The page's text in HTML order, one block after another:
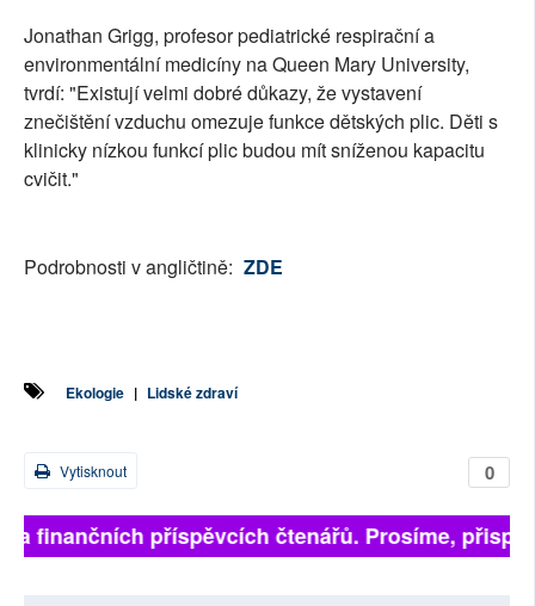
Jonathan Grigg, profesor pediatrické respirační a
environmentální medicíny na Queen Mary University,
tvrdí: "Existují velmi dobré důkazy, že vystavení
znečištění vzduchu omezuje funkce dětských plic. Děti s
klinicky nízkou funkcí plic budou mít sníženou kapacitu
cvičit."
Podrobnosti v angličtině: ZDE
Ekologie | Lidské zdraví
0
Vytisknout
finančních příspěvcích čtenářů. Prosíme,